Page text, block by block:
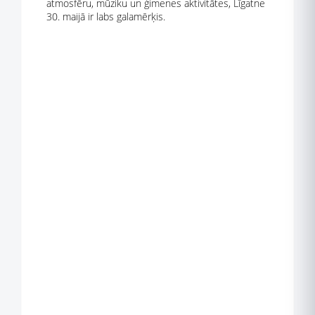
atmosfēru, mūziku un ģimenes aktivitātes, Līgatne
30. maijā ir labs galamērķis.